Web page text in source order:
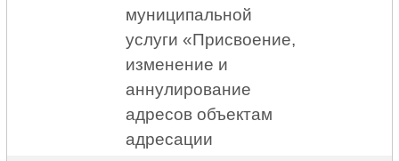
муниципальной
услуги «Присвоение,
изменение и
аннулирование
адресов объектам
адресации